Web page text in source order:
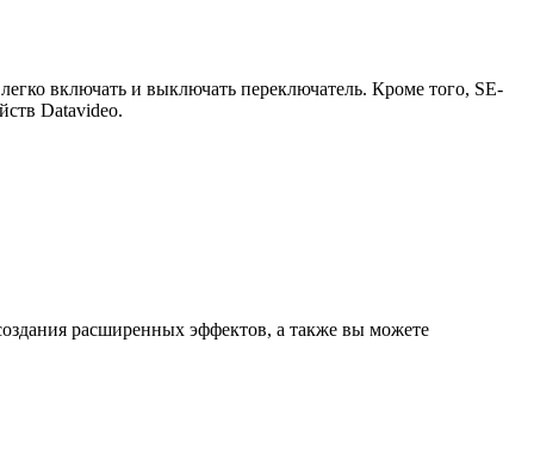
включать и выключать переключатель. Кроме того, SE-
Datavideo.
расширенных эффектов, а также вы можете